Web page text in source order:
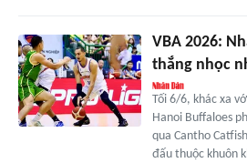
VBA 2026:
thắng nhọc
Tối 6/6, khác xa
Hanoi Buffaloes
qua Cantho
đấu thuộc khuôn